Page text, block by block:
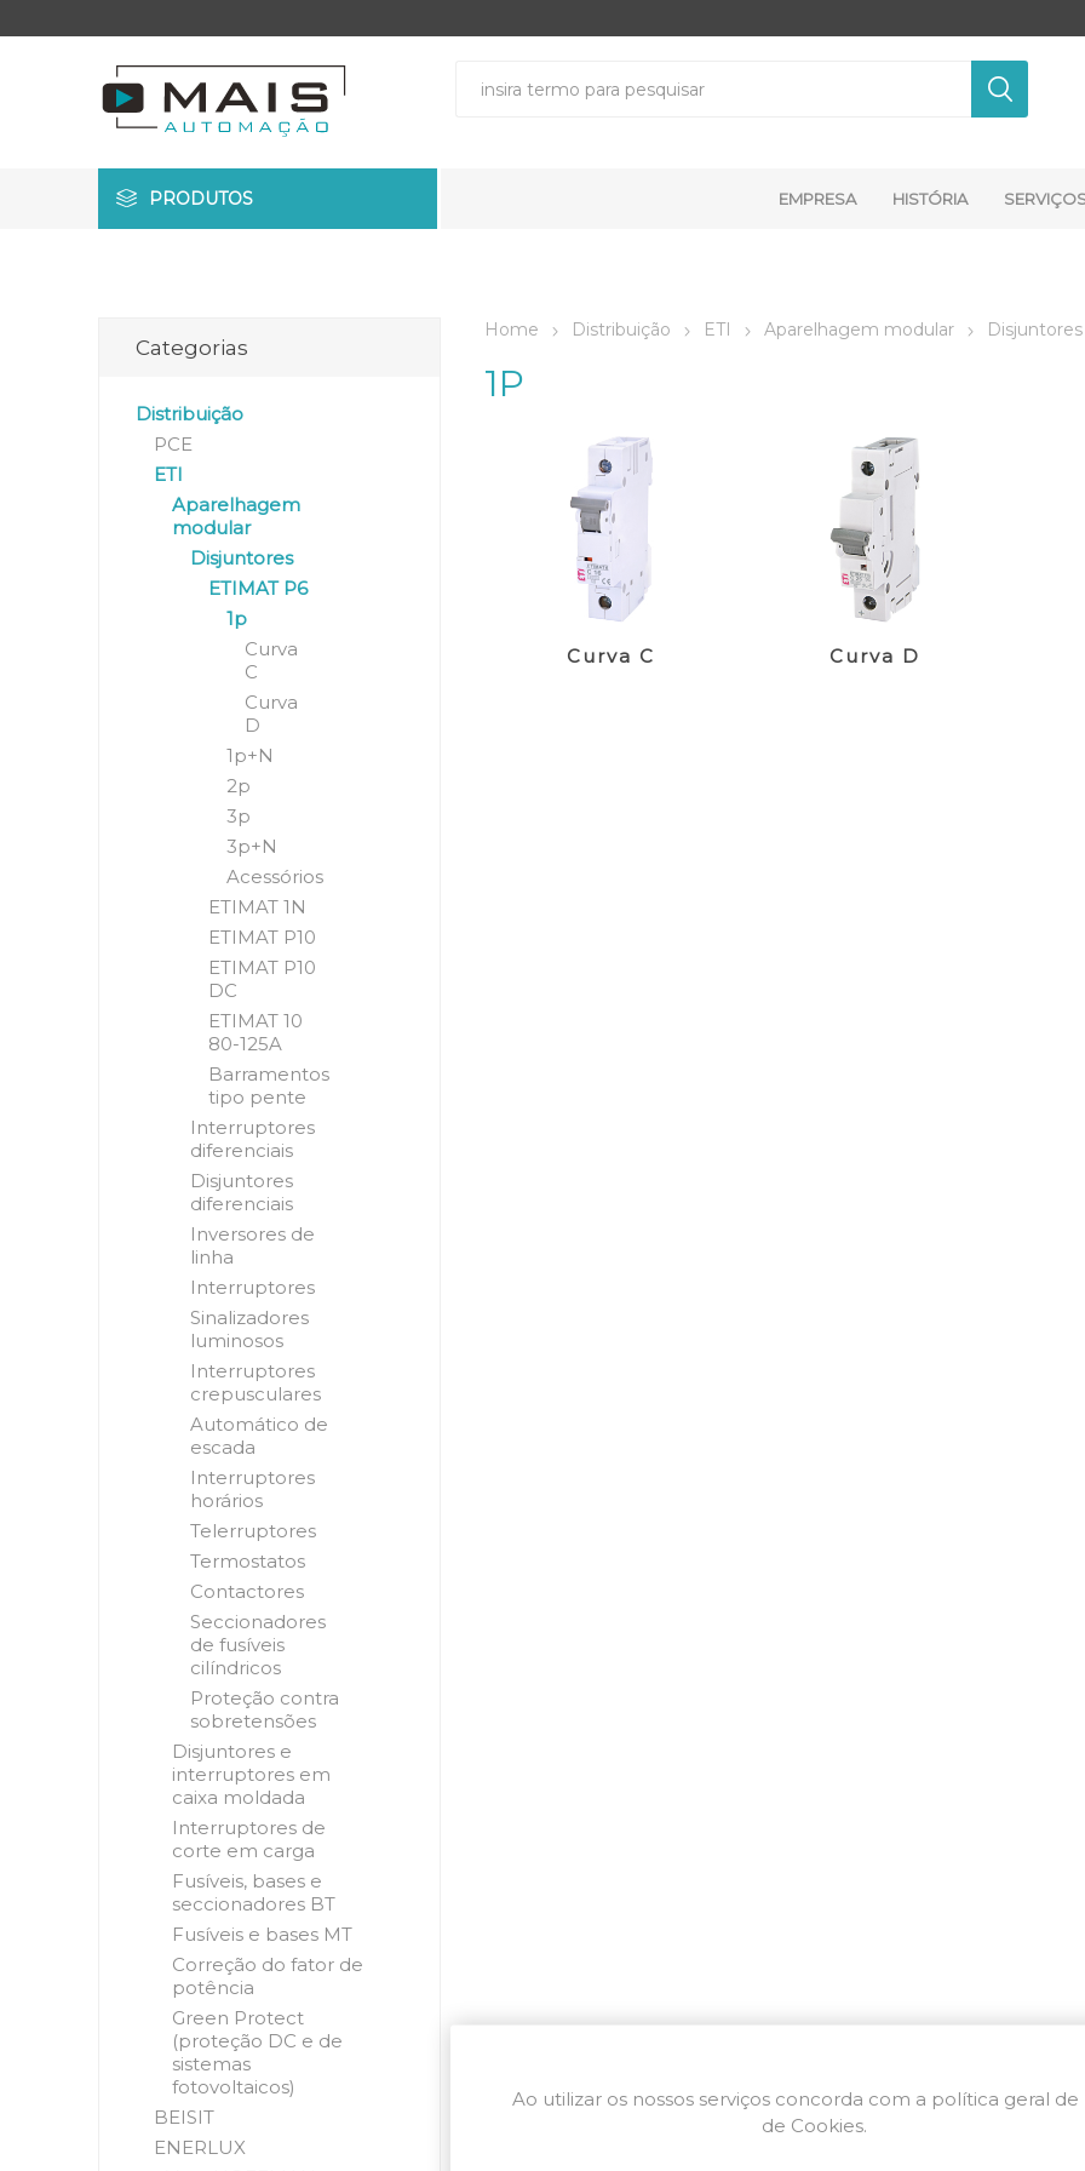
PRODUTOS EMPRESA HISTÓRIA
Home Distribuição ETI Aparelhagem modular Disjuntores
1P
Curva C Curva D
Categorias
Distribuição
PCE
ETI
Aparelhagem
modular
Disjuntores
ETIMAT P6
1p
Curva
C
Curva
D
1p+N
2p
3p
3p+N
Acessórios
ETIMAT 1N
ETIMAT P10
ETIMAT P10
DC
ETIMAT 10
80-125A
Barramentos
tipo pente
Interruptores
diferenciais
Disjuntores
diferenciais
Inversores de
linha
Interruptores
Sinalizadores
luminosos
Interruptores
crepusculares
Automático de
escada
Interruptores
horários
Telerruptores
Termostatos
Contactores
Seccionadores
de fusíveis
cilíndricos
Proteção contra
sobretensões
Disjuntores e
interruptores em
caixa moldada
Interruptores de
corte em carga
Fusíveis, bases e
seccionadores BT
Fusíveis e bases MT
Correção do fator de
potência
Green Protect
(proteção DC e de
sistemas
fotovoltaicos)
BEISIT
ENERLUX
Ao utilizar os nossos serviços concorda com a política geral de
de Cookies.